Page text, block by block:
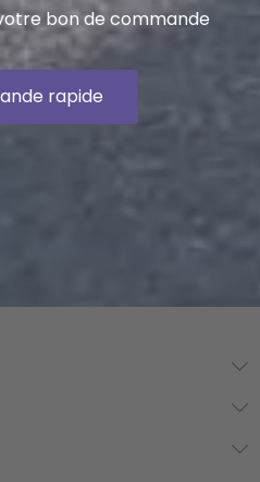
bon de commande
rapide